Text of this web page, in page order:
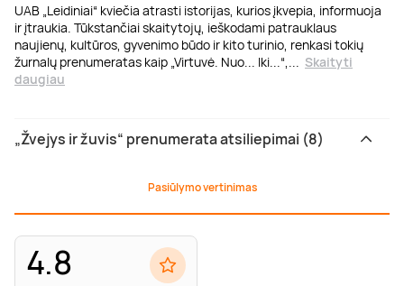
UAB „Leidiniai“ kviečia atrasti istorijas, kurios įkvepia, informuoja
ir įtraukia. Tūkstančiai skaitytojų, ieškodami patrauklaus
naujienų, kultūros, gyvenimo būdo ir kito turinio, renkasi tokių
žurnalų prenumeratas kaip „Virtuvė. Nuo... Iki...“,
Skaityti
daugiau
„Žvejys ir žuvis“ prenumerata atsiliepimai (8)
Pasiūlymo vertinimas
4.8